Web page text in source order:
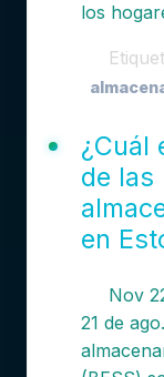
los
¿Cuál
de las
en
Nov
21 de